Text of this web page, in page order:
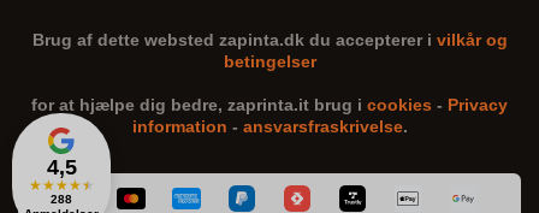
4,5
★★★★★
288
Brug af dette websted zapinta.dk du accepterer i vilkår og
betingelser
for at hjælpe dig bedre, zaprinta.it brug i cookies - Privacy
information - ansvarsfraskrivelse.